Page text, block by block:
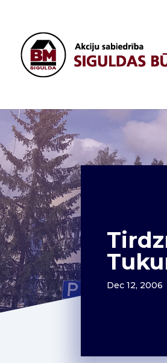
Dec 12, 2006